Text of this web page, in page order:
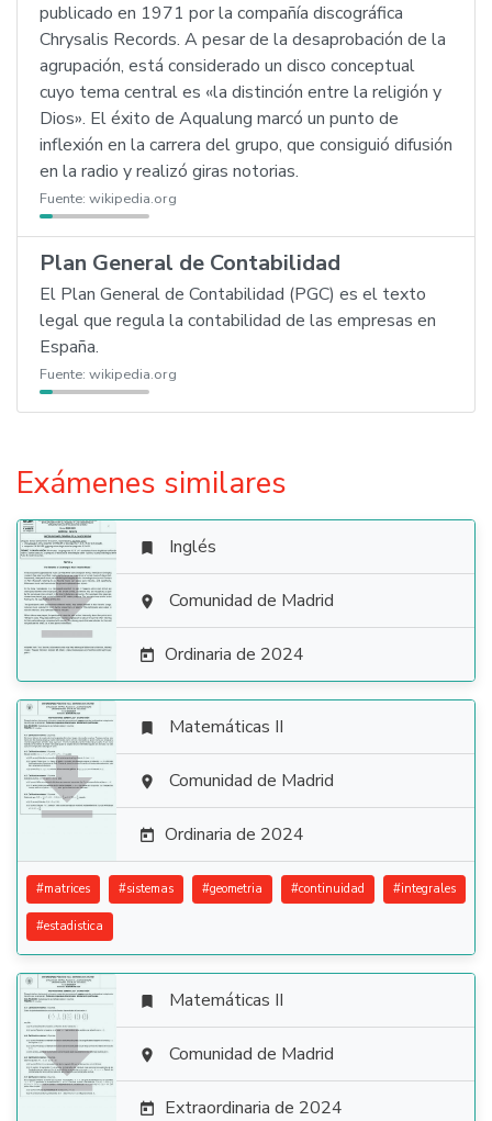
publicado en 1971 por la compañía discográfica
Chrysalis Records. A pesar de la desaprobación de la
agrupación, está considerado un disco conceptual
cuyo tema central es «la distinción entre la religión y
Dios». El éxito de Aqualung marcó un punto de
inflexión en la carrera del grupo, que consiguió difusión
en la radio y realizó giras notorias.
Fuente: wikipedia.org
Plan General de Contabilidad
El Plan General de Contabilidad (PGC) es el texto
legal que regula la contabilidad de las empresas en
España.
Fuente: wikipedia.org
Exámenes similares

 Inglés
 Comunidad de Madrid
 Ordinaria de 2024

 Matemáticas II
 Comunidad de Madrid
 Ordinaria de 2024
#matrices #sistemas #geometria #continuidad #integrales
#estadistica

 Matemáticas II
 Comunidad de Madrid
 Extraordinaria de 2024